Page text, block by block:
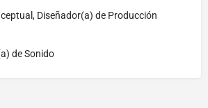
Diseñador(a) de Producción
de Sonido